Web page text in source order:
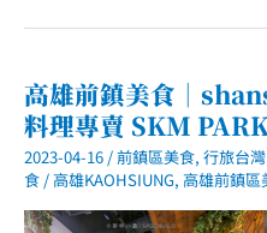
美
阿
蓮
胡
家
羊
肉．
點
高雄前鎮美食｜
料理專賣 SKM
2023-04-16 /前鎮區美食, 行旅台
食 /高雄KAOHSIUNG, 高雄前鎮區